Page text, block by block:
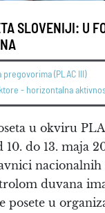
SLOVENIJI: U
pregovorima (PLAC III)
- horizontalna
u okviru
10. do 13. maja
duvana
posete u